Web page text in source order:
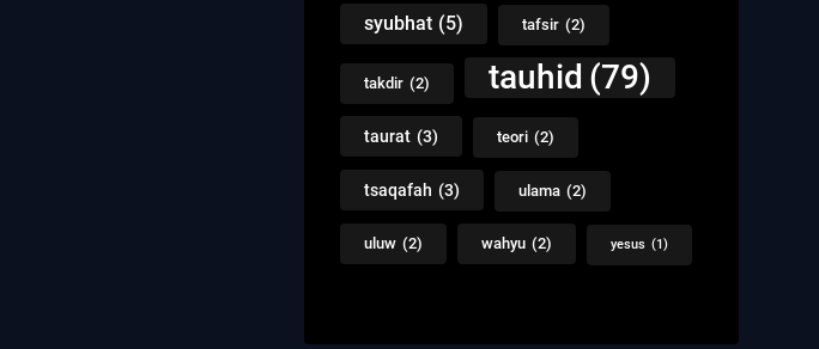
syubhat (5) tafsir (2)
takdir (2) tauhid (79)
taurat (3) teori (2)
tsaqafah (3) ulama (2)
uluw (2) wahyu (2) yesus (1)